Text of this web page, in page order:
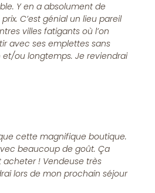
Y en a absolument de
C’est génial un lieu pareil
villes fatigants où l’on
avec ses emplettes sans
ou longtemps. Je reviendrai
cette magnifique boutique.
beaucoup de goût. Ça
! Vendeuse très
lors de mon prochain séjour